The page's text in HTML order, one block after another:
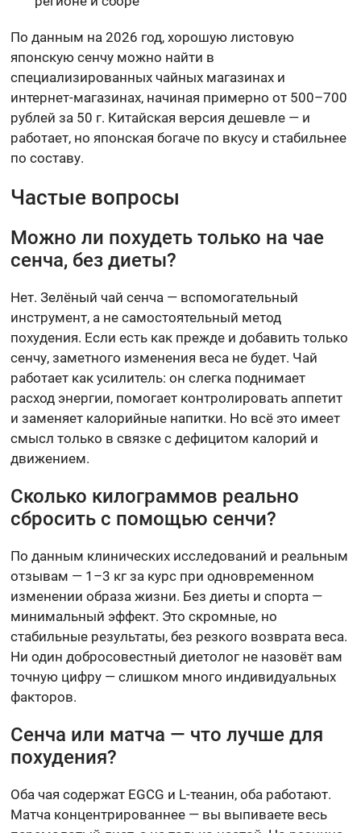
По данным на 2026 год, хорошую листовую
японскую сенчу можно найти в
специализированных чайных магазинах и
интернет-магазинах, начиная примерно от 500–700
рублей за 50 г. Китайская версия дешевле — и
работает, но японская богаче по вкусу и стабильнее
по составу.
Частые вопросы
Можно ли похудеть только на чае
сенча, без диеты?
Нет. Зелёный чай сенча — вспомогательный
инструмент, а не самостоятельный метод
похудения. Если есть как прежде и добавить только
сенчу, заметного изменения веса не будет. Чай
работает как усилитель: он слегка поднимает
расход энергии, помогает контролировать аппетит
и заменяет калорийные напитки. Но всё это имеет
смысл только в связке с дефицитом калорий и
движением.
Сколько килограммов реально
сбросить с помощью сенчи?
По данным клинических исследований и реальным
отзывам — 1–3 кг за курс при одновременном
изменении образа жизни. Без диеты и спорта —
минимальный эффект. Это скромные, но
стабильные результаты, без резкого возврата веса.
Ни один добросовестный диетолог не назовёт вам
точную цифру — слишком много индивидуальных
факторов.
Сенча или матча — что лучше для
похудения?
Оба чая содержат EGCG и L-теанин, оба работают.
Матча концентрированнее — вы выпиваете весь